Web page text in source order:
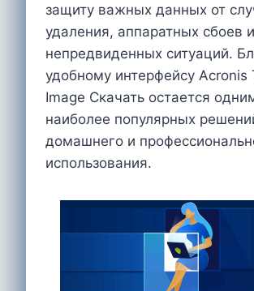
защиту важных данных от
удаления, аппаратных сбоев
непредвиденных ситуаций.
удобному интерфейсу Acronis
Image Скачать остается
наиболее популярных
домашнего и
использования.